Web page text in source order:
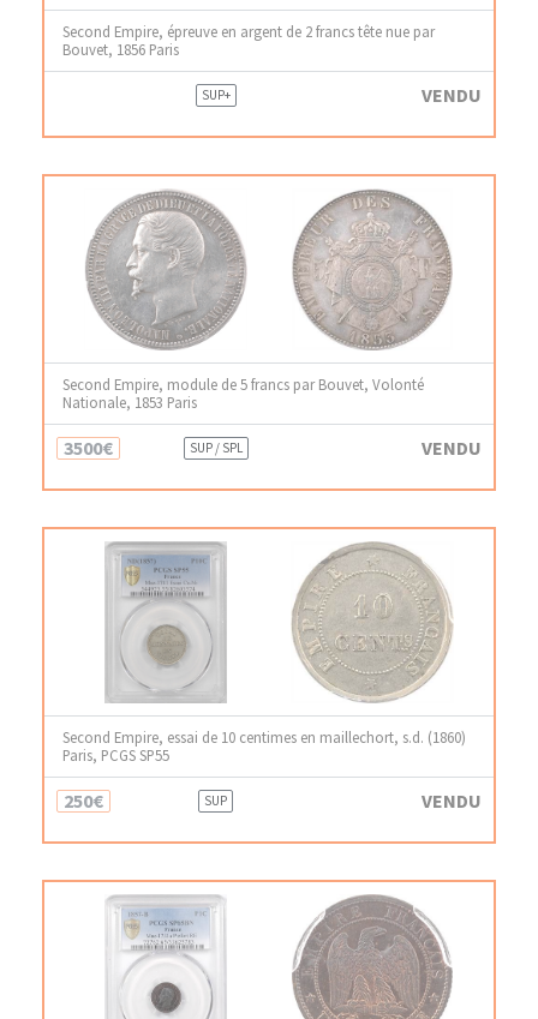
Second Empire, épreuve en argent de 2 francs tête nue par
Bouvet, 1856 Paris
SUP+ VENDU
Second Empire, module de 5 francs par Bouvet, Volonté
Nationale, 1853 Paris
3500€ SUP / SPL VENDU
Second Empire, essai de 10 centimes en maillechort, s.d. (1860)
Paris, PCGS SP55
250€ SUP VENDU